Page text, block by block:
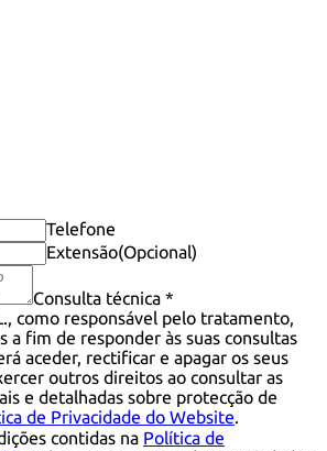
Telefone
Extensão(Opcional)
Consulta técnica *
como responsável pelo tratamento,
a fim de responder às suas consultas
aceder, rectificar e apagar os seus
outros direitos ao consultar as
e detalhadas sobre protecção de
de Privacidade do Website.
contidas na Política de